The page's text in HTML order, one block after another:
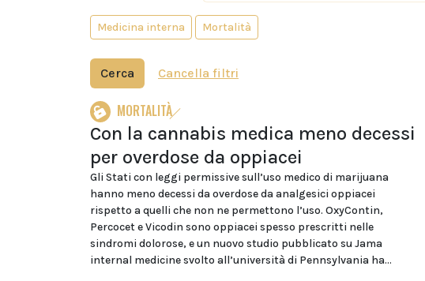
Medicina interna Mortalità
Cerca Cancella filtri
MORTALITÀ
Con la cannabis medica meno decessi
per overdose da oppiacei
Gli Stati con leggi permissive sull’uso medico di marijuana
hanno meno decessi da overdose da analgesici oppiacei
rispetto a quelli che non ne permettono l’uso. OxyContin,
Percocet e Vicodin sono oppiacei spesso prescritti nelle
sindromi dolorose, e un nuovo studio pubblicato su Jama
internal medicine svolto all’università di Pennsylvania ha...